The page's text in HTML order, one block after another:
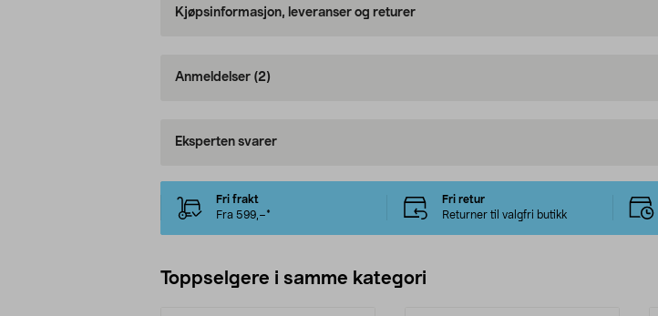
Kjøpsinformasjon, leveranser og returer
Anmeldelser (2)
Eksperten svarer
Fri frakt
Fra 599,–*
Fri retur
Returner til valgfri butikk
Toppselgere i samme kategori